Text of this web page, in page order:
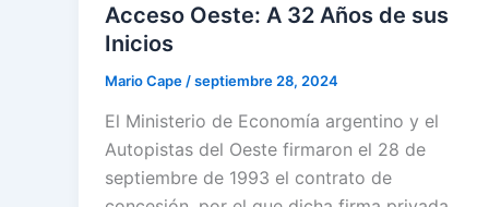
Acceso Oeste: A 32 Años de sus
Inicios
Mario Cape /septiembre 28, 2024
El Ministerio de Economía argentino y el
Autopistas del Oeste firmaron el 28 de
septiembre de 1993 el contrato de